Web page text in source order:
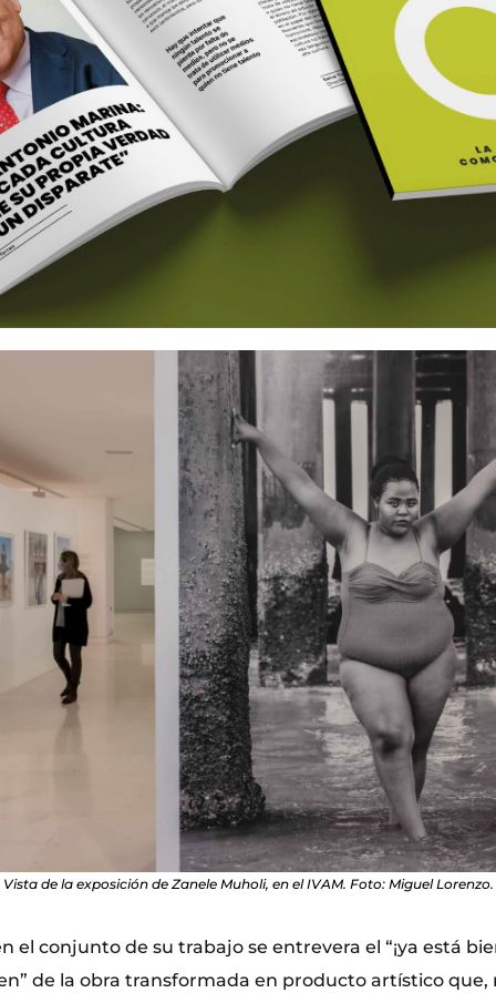
Vista de la exposición de Zanele Muholi, en el IVAM. Foto: Miguel Lorenzo.
el conjunto de su trabajo se entrevera el “¡ya está
de la obra transformada en producto artístico que,